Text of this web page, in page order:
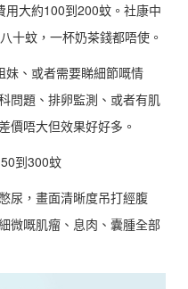
大約100到200蚊。社康中
十蚊，一杯奶茶錢都唔使。
妹、或者需要睇細節嘅情
問題、排卵監測、或者有肌
價唔大但效果好好多。
到300蚊
尿，畫面清晰度吊打經腹
微嘅肌瘤、息肉、囊腫全部